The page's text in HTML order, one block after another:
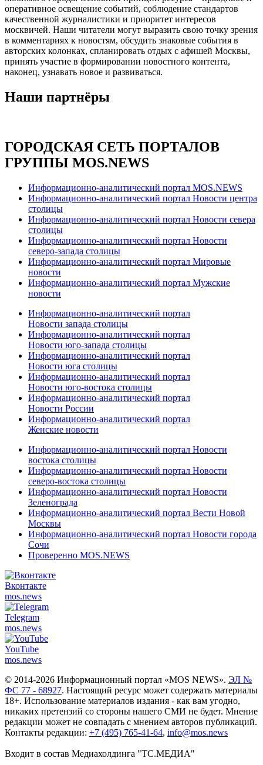
оперативное освещение событий, соблюдение стандартов
качественной журналистики и приоритет интересов
москвичей. Наши читатели могут выразить свою точку зрения
в комментариях к новостям, обсудить знаковые события в
авторских колонках, спланировать отдых с афишей Москвы,
принять участие в формировании новостного контента,
наконец, узнавать новое и развиваться.
Наши партнёры
ГОРОДСКАЯ СЕТЬ ПОРТАЛОВ
ГРУППЫ MOS.NEWS
Информационно-аналитический портал MOS.NEWS
Информационно-аналитический портал Новости центра
столицы
Информационно-аналитический портал Новости севера
столицы
Информационно-аналитический портал Новости
северо-запада столицы
Информационно-аналитический портал Мировые
новости
Информационно-аналитический портал Мужские
новости
Информационно-аналитический портал
Новости запада столицы
Информационно-аналитический портал
Новости юго-запада столицы
Информационно-аналитический портал
Новости юга столицы
Информационно-аналитический портал
Новости юго-востока столицы
Информационно-аналитический портал
Новости России
Информационно-аналитический портал
Женские новости
Информационно-аналитический портал Новости
востока столицы
Информационно-аналитический портал Новости
северо-востока столицы
Информационно-аналитический портал Новости
Зеленограда
Информационно-аналитический портал Вести Новой
Москвы
Информационно-аналитический портал Новости города
Сочи
Проверенно MOS.NEWS
Вконтакте
mos.news
Telegram
mos.news
YouTube
mos.news
© 2014-2026 Информационный портал «MOS NEWS». ЭЛ №
ФС 77 - 68927. Настоящий ресурс может содержать материалы
18+. Использование материалов издания - как вам угодно,
никаких претензий со стороны нашего СМИ не будет. Мнение
редакции может не совпадать с мнением авторов публикаций.
Контакты редакции: +7 (495) 765-41-64, info@mos.news
Входит в состав Медиахолдинга "ТС.МЕДИА"